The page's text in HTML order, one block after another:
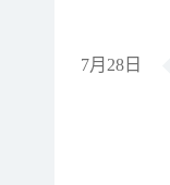
7月28日